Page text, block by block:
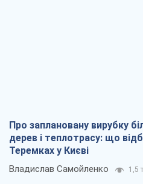
Про заплановану вирубку
дерев і теплотрасу: що
Теремках у Києві
Владислав Самойленко 1,5